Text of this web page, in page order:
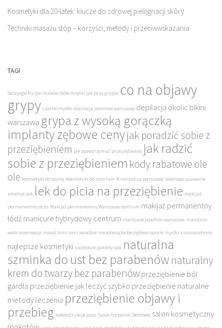
Kosmetyki dla 20-latek: klucze do zdrowej pielęgnacji skóry
Techniki masażu stóp – korzyści, metody i przeciwwskazania
TAGI
balayage fryzjer kraków bóle mięśni jak przy grypie co na objawy
grypy czarne mydło depilacja laserowa warszawa depilacja okolic bikini
warszawa grypa z wysoką gorączką
implanty zębowe cenyjak poradzić sobie z
przeziębieniem jak powstrzymać przeziębienie jak radzić
sobie z przeziębieniem kody rabatowe ole
ole kosmetyki do sauny kosmetyki do solarium Kriolipoliza warszawa laserowe usuwanie
zmarszczek lek do picia na przeziębienie makijaż
permanentny oczu Makijaż permanentny Warszawa centrum makijaż permanentny
łódź manicure hybrydowy centrum manicure japoński warszawa manicure
wola rezerwacja masaż lomi lomi wrocław mezoterapia bezigłowa opinie mydło z nanosrebrem
najlepsze kosmetyki najlepsze pakiety spa naturalna
szminka do ust bez parabenów naturalny
krem do twarzy bez parabenówprzeziębienie ból
gardła przeziębienie jak leczyć szybko przeziębienie naturalne
metody leczenia przeziębienie objawy i
przebieg rekonstrukcja joico Salon fryzjerski Bemowo salon kosmetyczny